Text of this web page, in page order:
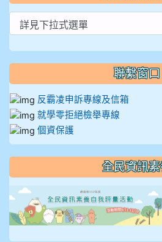
聯繫窗口
反霸凌申訴專線及信箱
就學零拒絕檢舉專線
個資保護
全民資訊